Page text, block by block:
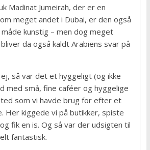
Madinat Jumeirah, der er en
meget andet i Dubai, er den også
kunstig – men dog meget
da også kaldt Arabiens svar på
så var det et hyggeligt (og ikke
med små, fine caféer og hyggelige
som vi havde brug for efter et
Her kiggede vi på butikker, spiste
fik en is. Og så var der udsigten til
fantastisk.